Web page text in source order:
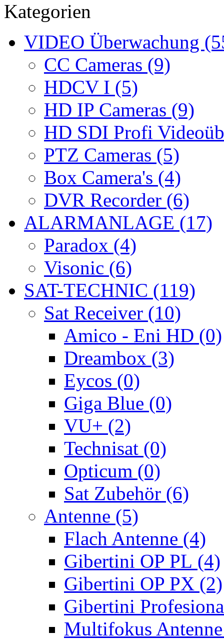
Kategorien
VIDEO Überwachung
CC Cameras (9)
HDCV I (5)
HD IP Cameras (9)
HD SDI Profi
PTZ Cameras (5)
Box Camera's (4)
DVR Recorder (6)
ALARMANLAGE (17)
Paradox (4)
Visonic (6)
SAT-TECHNIC (119)
Sat Receiver (10)
Amico - Eni HD (0)
Dreambox (3)
Eycos (0)
Giga Blue (0)
VU+ (2)
Technisat (0)
Opticum (0)
Sat Zubehör (6)
Antenne (5)
Flach Antenne (4)
Gibertini OP PL (4)
Gibertini OP PX (2)
Gibertini
Multifokus